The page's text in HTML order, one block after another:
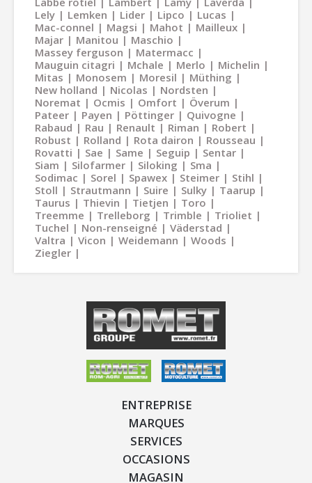
Lely
Lemken Lider Lipco
Lucas
Mac-connel
Magsi Mahot
Mailleux
Majar
Manitou
Maschio
Massey ferguson
Matermacc
Mauguin citagri
Mchale Merlo
Michelin
Mitas
Monosem Moresil
Müthing
New holland
Nicolas
Nordsten
Noremat
Ocmis Omfort
Överum
Pateer
Payen Pöttinger
Quivogne
Rabaud
Rau Renault Riman
Robert
Robust
Rolland Rota dairon
Rousseau
Rovatti
Sae Same Seguip
Sentar
Siam
Silofarmer Siloking
Sma
Sodimac
Sorel Spawex Steimer
Stihl
Stoll
Strautmann Suire Sulky
Taarup
Taurus
Thievin Tietjen
Toro
Treemme
Trelleborg Trimble
Trioliet
Tuchel
Non-renseigné
Väderstad
Valtra
Vicon Weidemann
Woods
Ziegler
ENTREPRISE
MARQUES
SERVICES
OCCASIONS
MAGASIN